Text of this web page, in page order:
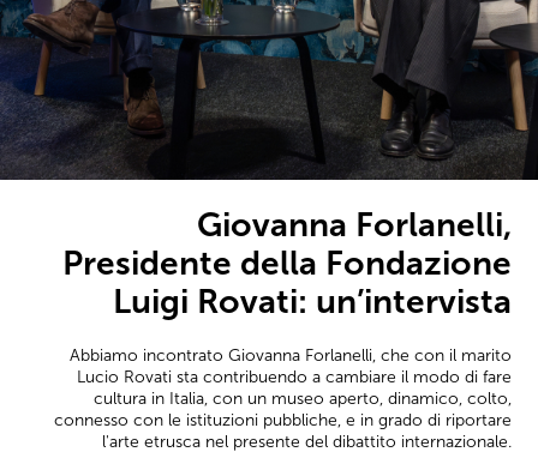
Giovanna Forlanelli,
Presidente della Fondazione
Luigi Rovati: un’intervista
Abbiamo incontrato Giovanna Forlanelli, che con il marito
Lucio Rovati sta contribuendo a cambiare il modo di fare
cultura in Italia, con un museo aperto, dinamico, colto,
connesso con le istituzioni pubbliche, e in grado di riportare
l'arte etrusca nel presente del dibattito internazionale.